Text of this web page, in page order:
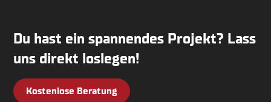
Du hast ein spannendes Projekt? Lass
uns direkt loslegen!
Kostenlose Beratung